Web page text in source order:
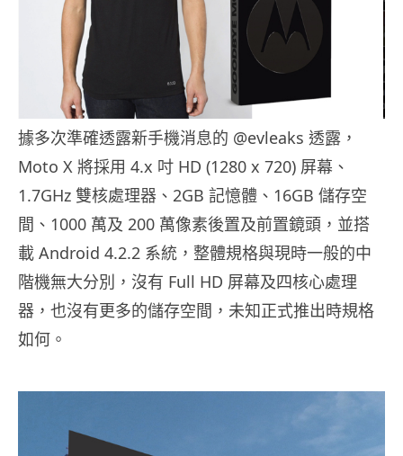
據多次準確透露新手機消息的 @evleaks 透露，
Moto X 將採用 4.x 吋 HD (1280 x 720) 屏幕、
1.7GHz 雙核處理器、2GB 記憶體、16GB 儲存空
間、1000 萬及 200 萬像素後置及前置鏡頭，並搭
載 Android 4.2.2 系統，整體規格與現時一般的中
階機無大分別，沒有 Full HD 屏幕及四核心處理
器，也沒有更多的儲存空間，未知正式推出時規格
如何。